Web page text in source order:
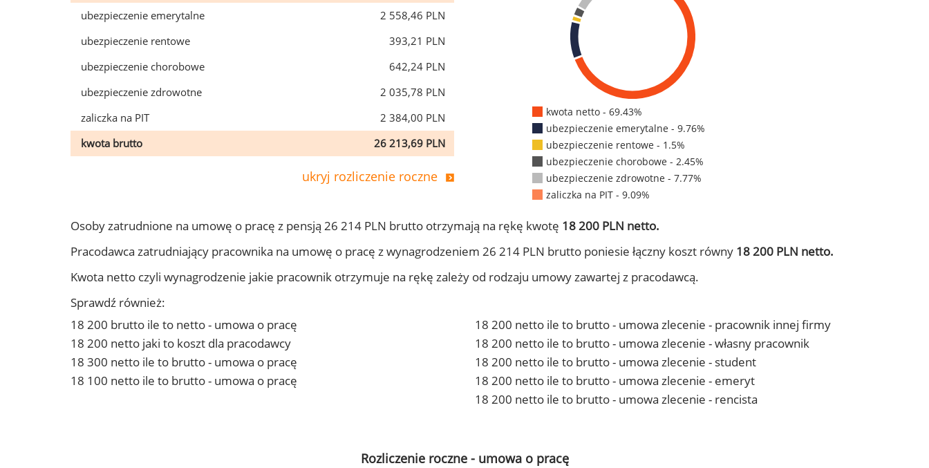
ubezpieczenie emerytalne
2 558,46 PLN
ubezpieczenie rentowe
393,21 PLN
ubezpieczenie chorobowe
642,24 PLN
ubezpieczenie zdrowotne
2 035,78 PLN
zaliczka na PIT
2 384,00 PLN
kwota brutto
26 213,69 PLN
ukryj rozliczenie roczne
kwota netto - 69.43%
ubezpieczenie emerytalne - 9.76%
ubezpieczenie rentowe - 1.5%
ubezpieczenie chorobowe - 2.45%
ubezpieczenie zdrowotne - 7.77%
zaliczka na PIT - 9.09%
Osoby zatrudnione na umowę o pracę z pensją 26 214 PLN brutto otrzymają na rękę kwotę 18 200 PLN netto.
Pracodawca zatrudniający pracownika na umowę o pracę z wynagrodzeniem 26 214 PLN brutto poniesie łączny koszt równy 18 200 PLN netto.
Kwota netto czyli wynagrodzenie jakie pracownik otrzymuje na rękę zależy od rodzaju umowy zawartej z pracodawcą.
Sprawdź również:
18 200 brutto ile to netto - umowa o pracę
18 200 netto jaki to koszt dla pracodawcy
18 300 netto ile to brutto - umowa o pracę
18 100 netto ile to brutto - umowa o pracę
18 200 netto ile to brutto - umowa zlecenie - pracownik innej firmy
18 200 netto ile to brutto - umowa zlecenie - własny pracownik
18 200 netto ile to brutto - umowa zlecenie - student
18 200 netto ile to brutto - umowa zlecenie - emeryt
18 200 netto ile to brutto - umowa zlecenie - rencista
Rozliczenie roczne - umowa o pracę